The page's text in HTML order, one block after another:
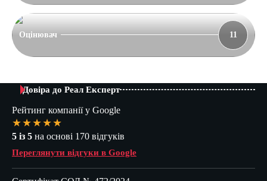
Оцінювач 11
Довіра до Реал Експерт
Рейтинг компанії у Google
★★★★★
5 із 5 на основі 170 відгуків
Переглянути відгуки в Google